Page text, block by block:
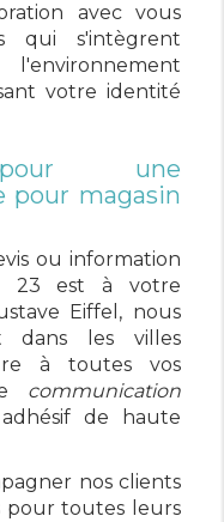
avec vous
qui s'intègrent
votre identité
pour une
pour magasin
ou information
23 est à votre
Eiffel, nous
dans les villes
à toutes vos
communication
de haute
nos clients
pour toutes leurs